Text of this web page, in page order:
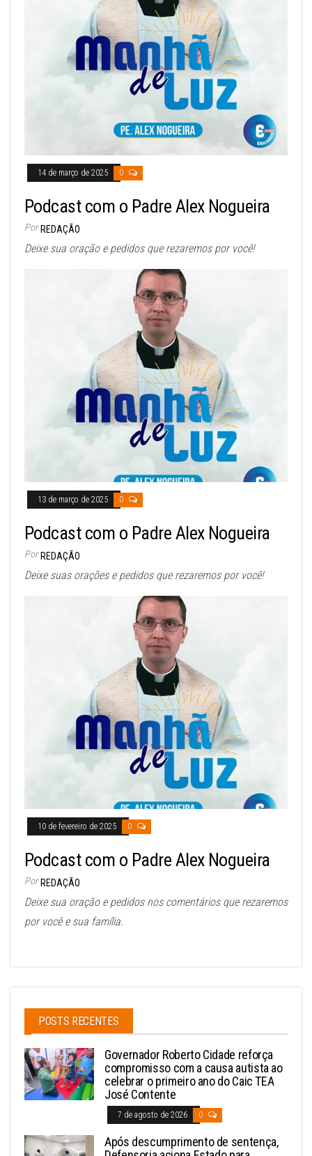
14 de março de 2025 0
Podcast com o Padre Alex Nogueira
Por REDAÇÃO
Deixe sua oração e pedidos que rezaremos por você!
13 de março de 2025 0
Podcast com o Padre Alex Nogueira
Por REDAÇÃO
Deixe suas orações e pedidos que rezaremos por você!
10 de fevereiro de 2025 0
Podcast com o Padre Alex Nogueira
Por REDAÇÃO
Deixe sua oração e pedidos nos comentários que rezaremos
por você e sua família.
POSTS RECENTES
Governador Roberto Cidade reforça
compromisso com a causa autista ao
celebrar o primeiro ano do Caic TEA
José Contente
7 de agosto de 2026 0
Após descumprimento de sentença,